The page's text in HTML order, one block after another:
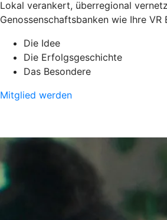
Lokal verankert, überregional
Genossenschaftsbanken wie Ihre
Die Idee
Die Erfolgsgeschichte
Das Besondere
Mitglied werden